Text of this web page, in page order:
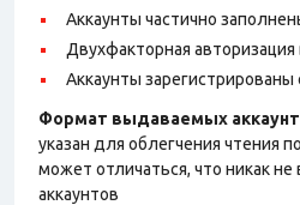
Аккаунты частично
Двухфакторная
Аккаунты зарегистрированы
Формат выдаваемых
указан для облегчения чтения
может отличаться, что никак не
аккаунтов